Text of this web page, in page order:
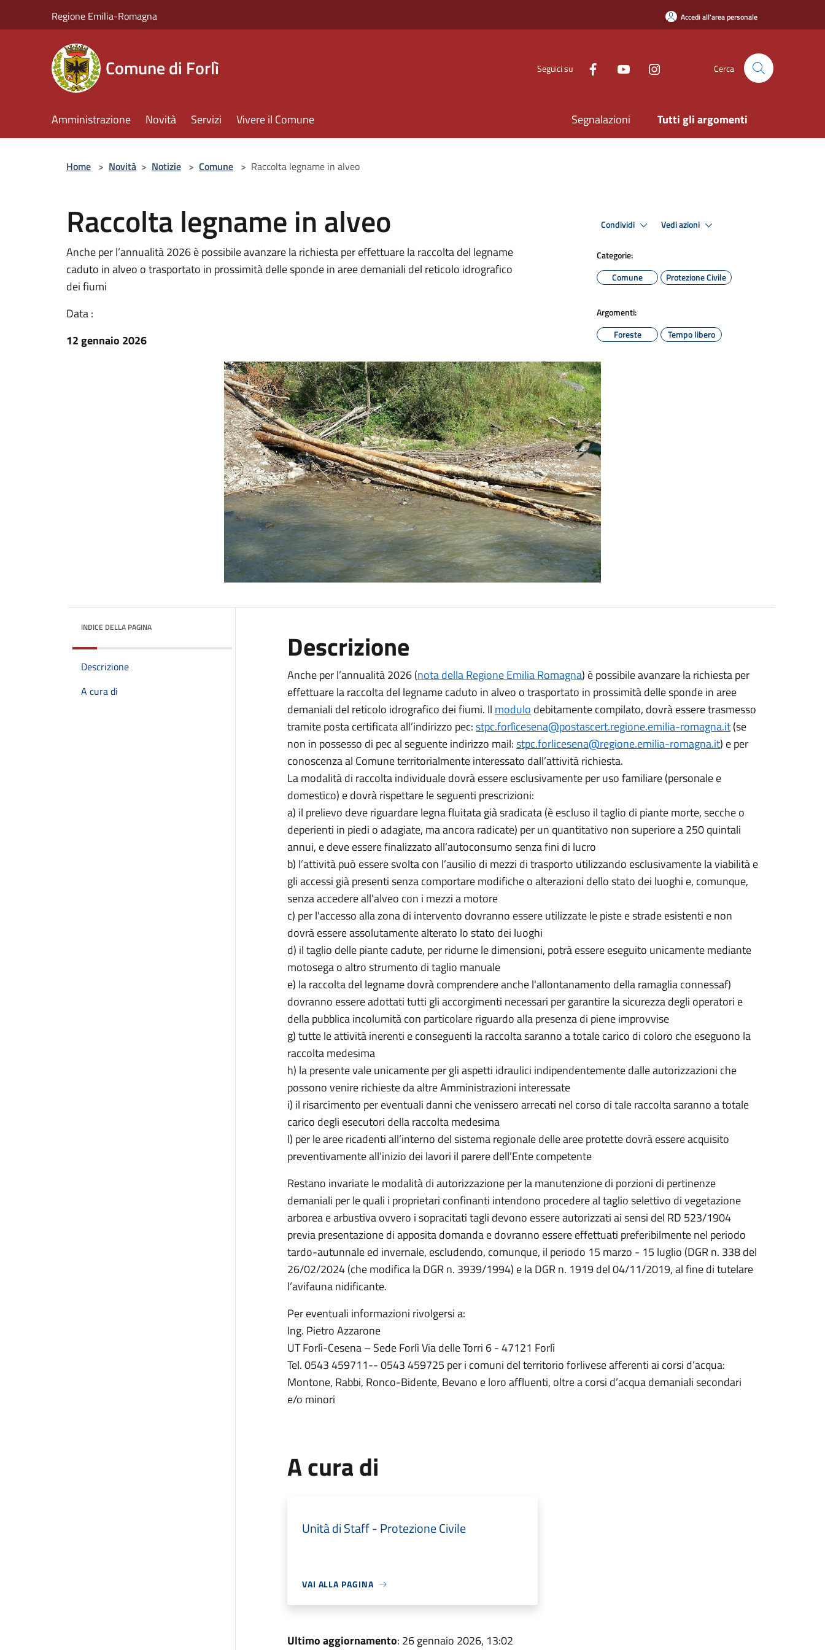
Regione Emilia-Romagna Accedi all'area personale
Comune di Forlì Seguici su Cerca
Amministrazione Novità Servizi Vivere il Comune Segnalazioni Tutti gli argomenti
Home > Novità > Notizie > Comune > Raccolta legname in alveo
Raccolta legname in alveo
Anche per l’annualità 2026 è possibile avanzare la richiesta per effettuare la raccolta del legname
caduto in alveo o trasportato in prossimità delle sponde in aree demaniali del reticolo idrografico
dei fiumi
Data :
12 gennaio 2026
Condividi Vedi azioni
Categorie:
Comune
Protezione Civile
Argomenti:
Foreste
Tempo libero
INDICE DELLA PAGINA
Descrizione
A cura di
Descrizione
Anche per l’annualità 2026 (nota della Regione Emilia Romagna) è possibile avanzare la richiesta per
effettuare la raccolta del legname caduto in alveo o trasportato in prossimità delle sponde in aree
demaniali del reticolo idrografico dei fiumi. Il modulo debitamente compilato, dovrà essere trasmesso
tramite posta certificata all’indirizzo pec:stpc.forlìcesena@postascert.regione.emilia-romagna.it(se
non in possesso di pec al seguente indirizzo mail:stpc.forlicesena@regione.emilia-romagna.it) e per
conoscenza al Comune territorialmente interessato dall’attività richiesta.
La modalità di raccolta individuale dovrà essere esclusivamente per uso familiare (personale e
domestico) e dovrà rispettare le seguenti prescrizioni:
a) il prelievo deve riguardare legna fluitata già sradicata (è escluso il taglio di piante morte, secche o
deperienti in piedi o adagiate, ma ancora radicate) per un quantitativo non superiore a 250 quintali
annui, e deve essere finalizzato all’autoconsumo senza fini di lucro
b) l’attività può essere svolta con l’ausilio di mezzi di trasporto utilizzando esclusivamente la viabilità e
gli accessi già presenti senza comportare modifiche o alterazioni dello stato dei luoghi e, comunque,
senza accedere all’alveo con i mezzi a motore
c) per l'accesso alla zona di intervento dovranno essere utilizzate le piste e strade esistenti e non
dovrà essere assolutamente alterato lo stato dei luoghi
d) il taglio delle piante cadute, per ridurne le dimensioni, potrà essere eseguito unicamente mediante
motosega o altro strumento di taglio manuale
e) la raccolta del legname dovrà comprendere anche l'allontanamento della ramaglia connessaf)
dovranno essere adottati tutti gli accorgimenti necessari per garantire la sicurezza degli operatori e
della pubblica incolumità con particolare riguardo alla presenza di piene improvvise
g) tutte le attività inerenti e conseguenti la raccolta saranno a totale carico di coloro che eseguono la
raccolta medesima
h) la presente vale unicamente per gli aspetti idraulici indipendentemente dalle autorizzazioni che
possono venire richieste da altre Amministrazioni interessate
i) il risarcimento per eventuali danni che venissero arrecati nel corso di tale raccolta saranno a totale
carico degli esecutori della raccolta medesima
l) per le aree ricadenti all’interno del sistema regionale delle aree protette dovrà essere acquisito
preventivamente all’inizio dei lavori il parere dell’Ente competente
Restano invariate le modalità di autorizzazione per la manutenzione di porzioni di pertinenze
demaniali per le quali i proprietari confinanti intendono procedere al taglio selettivo di vegetazione
arborea e arbustiva ovvero i sopracitati tagli devono essere autorizzati ai sensi del RD 523/1904
previa presentazione di apposita domanda e dovranno essere effettuati preferibilmente nel periodo
tardo-autunnale ed invernale, escludendo, comunque, il periodo 15 marzo - 15 luglio (DGR n. 338 del
26/02/2024 (che modifica la DGR n. 3939/1994) e la DGR n. 1919 del 04/11/2019, al fine di tutelare
l’avifauna nidificante.
Per eventuali informazioni rivolgersi a:
Ing. Pietro Azzarone
UT Forlì-Cesena – Sede Forlì Via delle Torri 6 - 47121 Forlì
Tel. 0543 459711-- 0543 459725 per i comuni del territorio forlivese afferenti ai corsi d’acqua:
Montone, Rabbi, Ronco-Bidente, Bevano e loro affluenti, oltre a corsi d’acqua demaniali secondari
e/o minori
A cura di
Unità di Staff - Protezione Civile
VAI ALLA PAGINA
Ultimo aggiornamento: 26 gennaio 2026, 13:02